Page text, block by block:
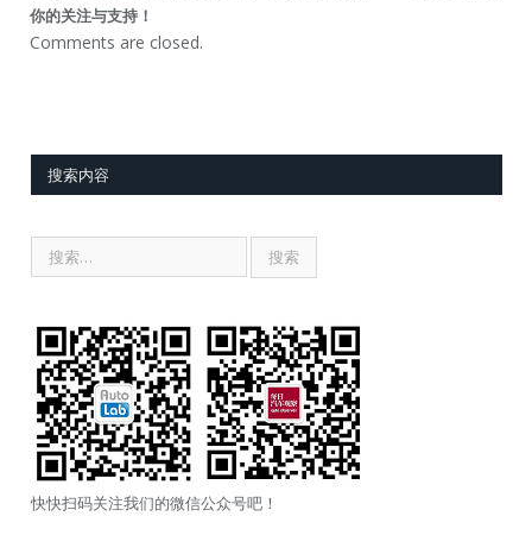
你的关注与支持！
Comments are closed.
搜索内容
快快扫码关注我们的微信公众号吧！